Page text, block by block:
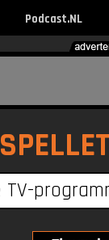
Podcast.NL